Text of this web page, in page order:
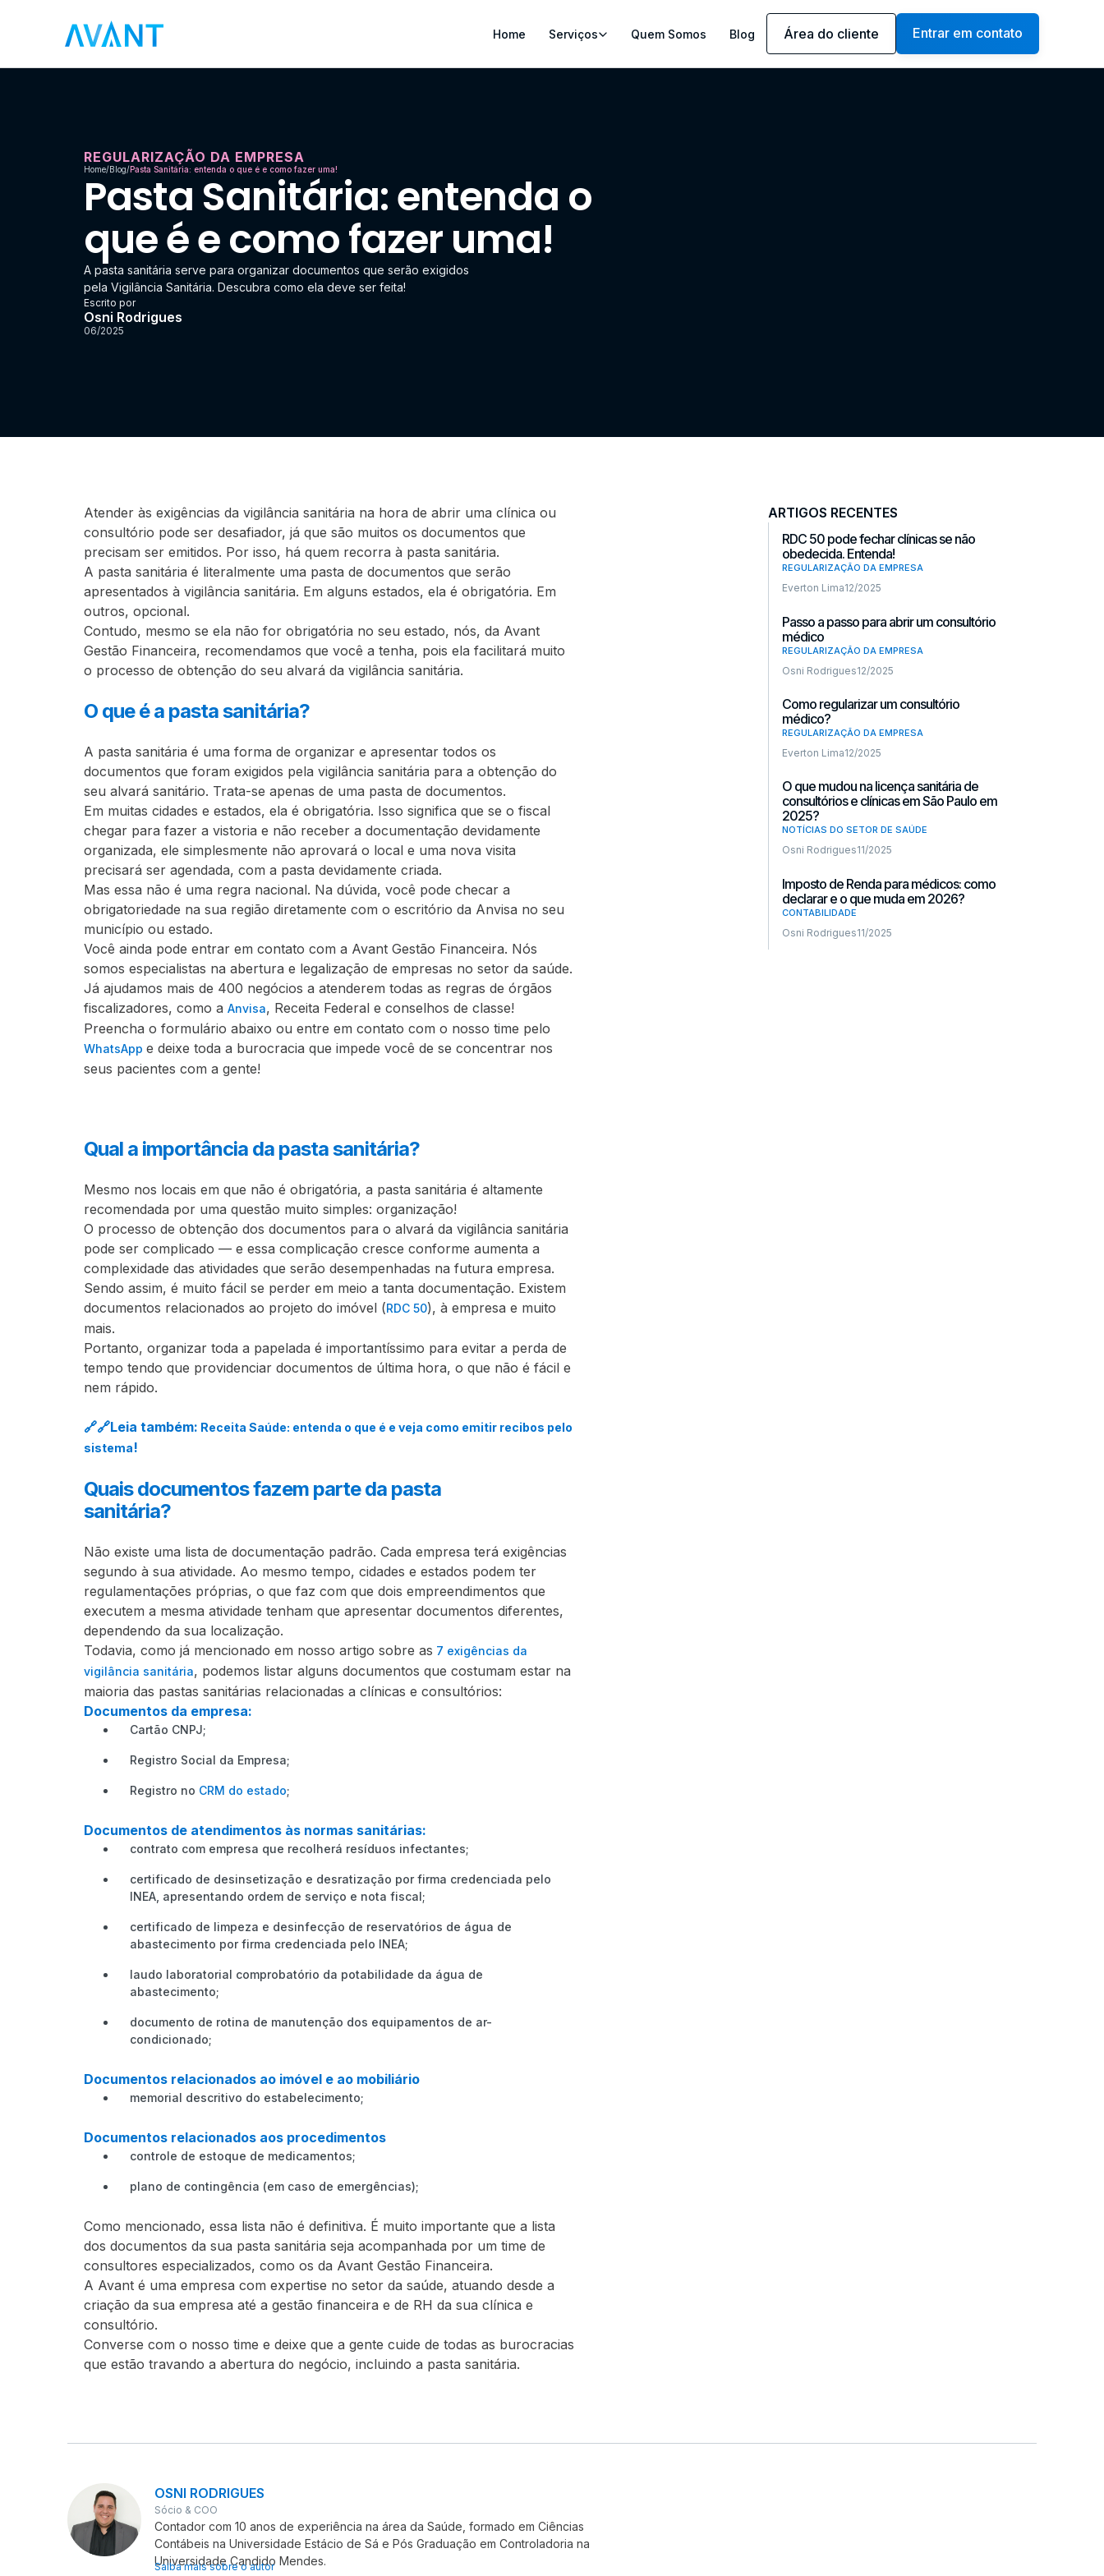
Home Serviços Quem Somos Blog Área do cliente Entrar em contato
REGULARIZAÇÃO DA EMPRESA
Home/Blog/Pasta Sanitária: entenda o que é e como fazer uma!
Pasta Sanitária: entenda o
que é e como fazer uma!
A pasta sanitária serve para organizar documentos que serão exigidos
pela Vigilância Sanitária. Descubra como ela deve ser feita!
Escrito por
Osni Rodrigues
06/2025
Atender às exigências da vigilância sanitária na hora de abrir uma clínica ou
consultório pode ser desafiador, já que são muitos os documentos que
precisam ser emitidos. Por isso, há quem recorra à pasta sanitária.
A pasta sanitária é literalmente uma pasta de documentos que serão
apresentados à vigilância sanitária. Em alguns estados, ela é obrigatória. Em
outros, opcional.
Contudo, mesmo se ela não for obrigatória no seu estado, nós, da Avant
Gestão Financeira, recomendamos que você a tenha, pois ela facilitará muito
o processo de obtenção do seu alvará da vigilância sanitária.
O que é a pasta sanitária?
A pasta sanitária é uma forma de organizar e apresentar todos os
documentos que foram exigidos pela vigilância sanitária para a obtenção do
seu alvará sanitário. Trata-se apenas de uma pasta de documentos.
Em muitas cidades e estados, ela é obrigatória. Isso significa que se o fiscal
chegar para fazer a vistoria e não receber a documentação devidamente
organizada, ele simplesmente não aprovará o local e uma nova visita
precisará ser agendada, com a pasta devidamente criada.
Mas essa não é uma regra nacional. Na dúvida, você pode checar a
obrigatoriedade na sua região diretamente com o escritório da Anvisa no seu
município ou estado.
Você ainda pode entrar em contato com a Avant Gestão Financeira. Nós
somos especialistas na abertura e legalização de empresas no setor da saúde.
Já ajudamos mais de 400 negócios a atenderem todas as regras de órgãos
fiscalizadores, como a Anvisa, Receita Federal e conselhos de classe!
Preencha o formulário abaixo ou entre em contato com o nosso time pelo
WhatsApp e deixe toda a burocracia que impede você de se concentrar nos
seus pacientes com a gente!
Qual a importância da pasta sanitária?
Mesmo nos locais em que não é obrigatória, a pasta sanitária é altamente
recomendada por uma questão muito simples: organização!
O processo de obtenção dos documentos para o alvará da vigilância sanitária
pode ser complicado — e essa complicação cresce conforme aumenta a
complexidade das atividades que serão desempenhadas na futura empresa.
Sendo assim, é muito fácil se perder em meio a tanta documentação. Existem
documentos relacionados ao projeto do imóvel (RDC 50), à empresa e muito
mais.
Portanto, organizar toda a papelada é importantíssimo para evitar a perda de
tempo tendo que providenciar documentos de última hora, o que não é fácil e
nem rápido.
🔗🔗Leia também: Receita Saúde: entenda o que é e veja como emitir recibos pelo
sistema!
Quais documentos fazem parte da pasta
sanitária?
Não existe uma lista de documentação padrão. Cada empresa terá exigências
segundo à sua atividade. Ao mesmo tempo, cidades e estados podem ter
regulamentações próprias, o que faz com que dois empreendimentos que
executem a mesma atividade tenham que apresentar documentos diferentes,
dependendo da sua localização.
Todavia, como já mencionado em nosso artigo sobre as 7 exigências da
vigilância sanitária, podemos listar alguns documentos que costumam estar na
maioria das pastas sanitárias relacionadas a clínicas e consultórios:
Documentos da empresa:
Cartão CNPJ;
Registro Social da Empresa;
Registro no CRM do estado;
Documentos de atendimentos às normas sanitárias:
contrato com empresa que recolherá resíduos infectantes;
certificado de desinsetização e desratização por firma credenciada pelo
INEA, apresentando ordem de serviço e nota fiscal;
certificado de limpeza e desinfecção de reservatórios de água de
abastecimento por firma credenciada pelo INEA;
laudo laboratorial comprobatório da potabilidade da água de
abastecimento;
documento de rotina de manutenção dos equipamentos de ar-
condicionado;
Documentos relacionados ao imóvel e ao mobiliário
memorial descritivo do estabelecimento;
Documentos relacionados aos procedimentos
controle de estoque de medicamentos;
plano de contingência (em caso de emergências);
Como mencionado, essa lista não é definitiva. É muito importante que a lista
dos documentos da sua pasta sanitária seja acompanhada por um time de
consultores especializados, como os da Avant Gestão Financeira.
A Avant é uma empresa com expertise no setor da saúde, atuando desde a
criação da sua empresa até a gestão financeira e de RH da sua clínica e
consultório.
Converse com o nosso time e deixe que a gente cuide de todas as burocracias
que estão travando a abertura do negócio, incluindo a pasta sanitária.
ARTIGOS RECENTES
RDC 50 pode fechar clínicas se não
obedecida. Entenda!
REGULARIZAÇÃO DA EMPRESA
Everton Lima12/2025
Passo a passo para abrir um consultório
médico
REGULARIZAÇÃO DA EMPRESA
Osni Rodrigues12/2025
Como regularizar um consultório
médico?
REGULARIZAÇÃO DA EMPRESA
Everton Lima12/2025
O que mudou na licença sanitária de
consultórios e clínicas em São Paulo em
2025?
NOTÍCIAS DO SETOR DE SAÚDE
Osni Rodrigues11/2025
Imposto de Renda para médicos: como
declarar e o que muda em 2026?
CONTABILIDADE
Osni Rodrigues11/2025
OSNI RODRIGUES
Sócio & COO
Contador com 10 anos de experiência na área da Saúde, formado em Ciências
Contábeis na Universidade Estácio de Sá e Pós Graduação em Controladoria na
Universidade Candido Mendes.
Saiba mais sobre o autor